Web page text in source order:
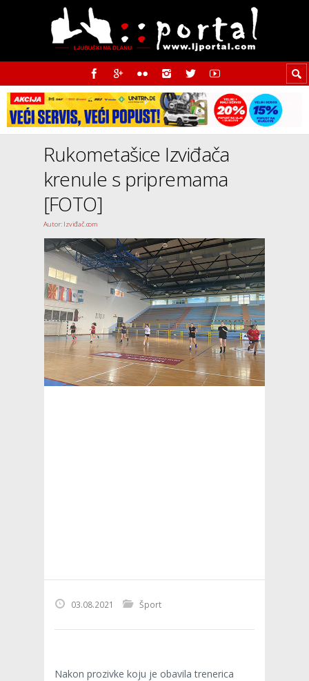
Rukometašice Izviđača
krenule s pripremama
[FOTO]
Autor: Izviđač.com
03.08.2021 Šport
Nakon prozivke koju je obavila trenerica